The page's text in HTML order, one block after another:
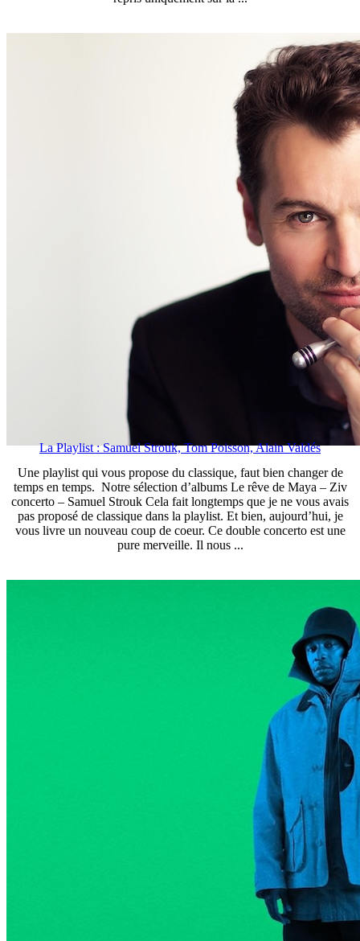
La Playlist : Samuel Strouk, Tom Poisson, Alain Valdés
Une playlist qui vous propose du classique, faut bien changer de
temps en temps. Notre sélection d’albums Le rêve de Maya – Ziv
concerto – Samuel Strouk Cela fait longtemps que je ne vous avais
pas proposé de classique dans la playlist. Et bien, aujourd’hui, je
vous livre un nouveau coup de coeur. Ce double concerto est une
pure merveille. Il nous ...